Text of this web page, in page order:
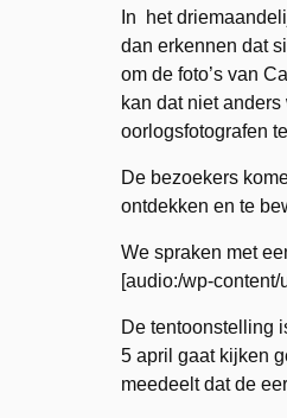
In het
dan erkennen dat
om de foto’s van
kan dat niet
oorlogsfotografen
De bezoekers
ontdekken en te
We spraken met
[audio:/wp-
De tentoonstelling
5 april gaat kijken
meedeelt dat de